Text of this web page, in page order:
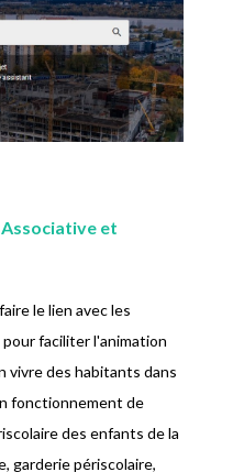
et
le lien avec les
faciliter l'animation
vivre des habitants dans
fonctionnement de
des enfants de la
garderie périscolaire,